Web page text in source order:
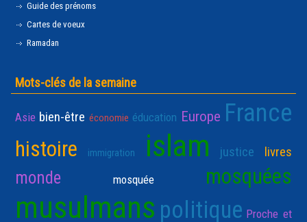
Guide des prénoms
Cartes de voeux
Ramadan
Mots-clés de la semaine
Asie bien-être économie éducation Europe France
histoire immigration islam justice livres
monde mosquée mosquées
musulmans politique Proche et